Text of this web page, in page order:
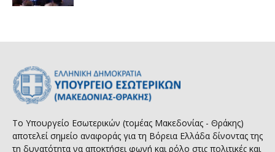
Το Υπουργείο Εσωτερικών (τομέας Μακεδονίας - Θράκης)
αποτελεί σημείο αναφοράς για τη Βόρεια Ελλάδα δίνοντας της
τη δυνατότητα να αποκτήσει φωνή και ρόλο στις πολιτικές και